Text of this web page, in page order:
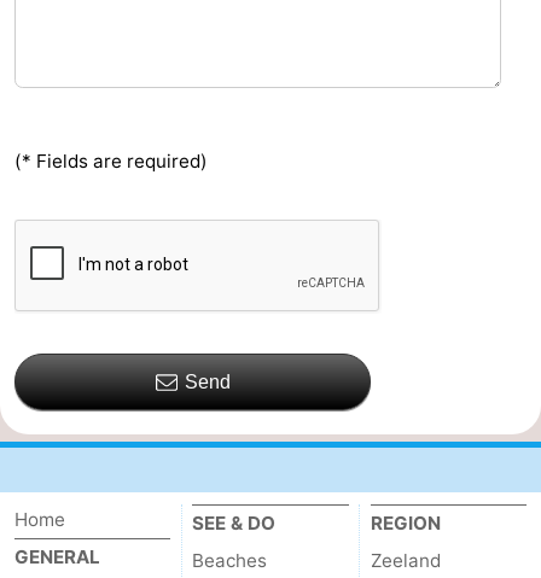
(* Fields are required)
Send
Home
GENERAL
SEE & DO
Beaches
REGION
Zeeland